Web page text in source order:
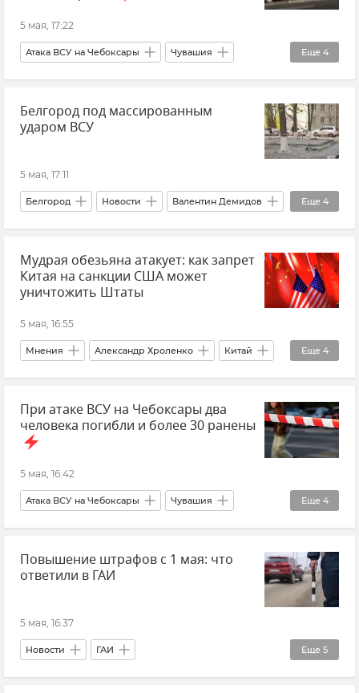
5 мая, 17:22
Еще 4
Атака ВСУ на Чебоксары Чувашия
Чувашская Республика Новости
Атаки ВСУ
Белгород под массированным
ударом ВСУ
5 мая, 17:11
Еще 4
Белгород Новости Валентин Демидов
Происшествия Беспилотник (БПЛА, дрон)
ВСУ (Вооруженные силы Украины)
Атаки ВСУ
Мудрая обезьяна атакует: как запрет
Китая на санкции США может
уничтожить Штаты
5 мая, 16:55
Еще 4
Мнения Александр Хроленко Китай
Санкции США
Эксклюзивы РИА Новости Крым Иран
При атаке ВСУ на Чебоксары два
человека погибли и более 30 ранены
5 мая, 16:42
Еще 4
Атака ВСУ на Чебоксары Чувашия
Олег Николаев Новости Атаки ВСУ
Новости СВО
Повышение штрафов с 1 мая: что
ответили в ГАИ
5 мая, 16:37
Еще 5
Новости ГАИ
ПДД (Правила дорожного движения)